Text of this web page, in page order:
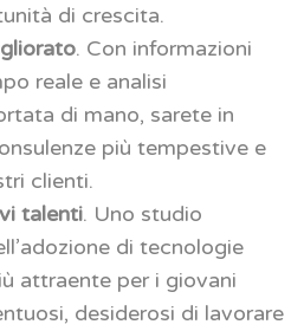
di crescita.
. Con informazioni
reale e analisi
di mano, sarete in
più tempestive e
clienti.
talenti. Uno studio
di tecnologie
attraente per i giovani
desiderosi di lavorare